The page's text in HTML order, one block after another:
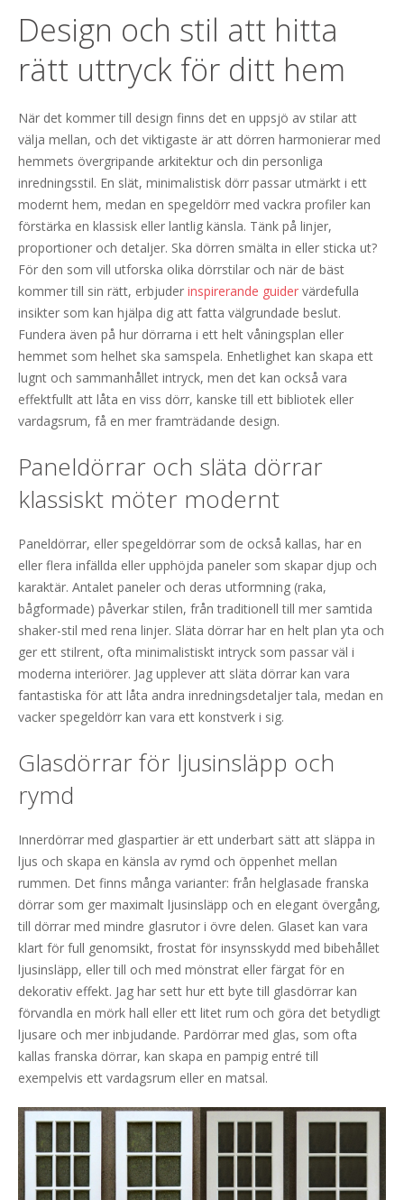
Design och stil att hitta
rätt uttryck för ditt hem
När det kommer till design finns det en uppsjö av stilar att
välja mellan, och det viktigaste är att dörren harmonierar med
hemmets övergripande arkitektur och din personliga
inredningsstil. En slät, minimalistisk dörr passar utmärkt i ett
modernt hem, medan en spegeldörr med vackra profiler kan
förstärka en klassisk eller lantlig känsla. Tänk på linjer,
proportioner och detaljer. Ska dörren smälta in eller sticka ut?
För den som vill utforska olika dörrstilar och när de bäst
kommer till sin rätt, erbjuder inspirerande guider värdefulla
insikter som kan hjälpa dig att fatta välgrundade beslut.
Fundera även på hur dörrarna i ett helt våningsplan eller
hemmet som helhet ska samspela. Enhetlighet kan skapa ett
lugnt och sammanhållet intryck, men det kan också vara
effektfullt att låta en viss dörr, kanske till ett bibliotek eller
vardagsrum, få en mer framträdande design.
Paneldörrar och släta dörrar
klassiskt möter modernt
Paneldörrar, eller spegeldörrar som de också kallas, har en
eller flera infällda eller upphöjda paneler som skapar djup och
karaktär. Antalet paneler och deras utformning (raka,
bågformade) påverkar stilen, från traditionell till mer samtida
shaker-stil med rena linjer. Släta dörrar har en helt plan yta och
ger ett stilrent, ofta minimalistiskt intryck som passar väl i
moderna interiörer. Jag upplever att släta dörrar kan vara
fantastiska för att låta andra inredningsdetaljer tala, medan en
vacker spegeldörr kan vara ett konstverk i sig.
Glasdörrar för ljusinsläpp och
rymd
Innerdörrar med glaspartier är ett underbart sätt att släppa in
ljus och skapa en känsla av rymd och öppenhet mellan
rummen. Det finns många varianter: från helglasade franska
dörrar som ger maximalt ljusinsläpp och en elegant övergång,
till dörrar med mindre glasrutor i övre delen. Glaset kan vara
klart för full genomsikt, frostat för insynsskydd med bibehållet
ljusinsläpp, eller till och med mönstrat eller färgat för en
dekorativ effekt. Jag har sett hur ett byte till glasdörrar kan
förvandla en mörk hall eller ett litet rum och göra det betydligt
ljusare och mer inbjudande. Pardörrar med glas, som ofta
kallas franska dörrar, kan skapa en pampig entré till
exempelvis ett vardagsrum eller en matsal.